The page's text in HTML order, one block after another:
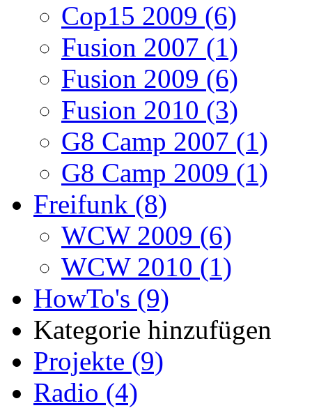
Cop15 2009 (6)
Fusion 2007 (1)
Fusion 2009 (6)
Fusion 2010 (3)
G8 Camp 2007 (1)
G8 Camp 2009 (1)
Freifunk (8)
WCW 2009 (6)
WCW 2010 (1)
HowTo's (9)
Kategorie hinzufügen
Projekte (9)
Radio (4)